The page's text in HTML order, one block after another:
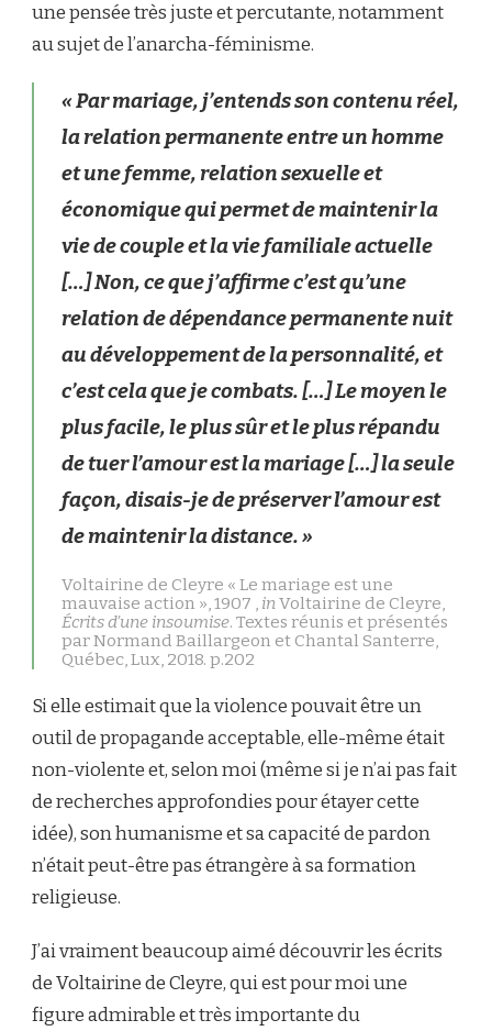
une pensée très juste et percutante, notamment
au sujet de l’anarcha-féminisme.
« Par mariage, j’entends son contenu réel,
la relation permanente entre un homme
et une femme, relation sexuelle et
économique qui permet de maintenir la
vie de couple et la vie familiale actuelle
[…] Non, ce que j’affirme c’est qu’une
relation de dépendance permanente nuit
au développement de la personnalité, et
c’est cela que je combats. […] Le moyen le
plus facile, le plus sûr et le plus répandu
de tuer l’amour est la mariage […] la seule
façon, disais-je de préserver l’amour est
de maintenir la distance. »
Voltairine de Cleyre « Le mariage est une
mauvaise action », 1907 , inVoltairine de Cleyre,
Écrits d’une insoumise. Textes réunis et présentés
par Normand Baillargeon et Chantal Santerre,
Québec, Lux, 2018. p.202
Si elle estimait que la violence pouvait être un
outil de propagande acceptable, elle-même était
non-violente et, selon moi (même si je n’ai pas fait
de recherches approfondies pour étayer cette
idée), son humanisme et sa capacité de pardon
n’était peut-être pas étrangère à sa formation
religieuse.
J’ai vraiment beaucoup aimé découvrir les écrits
de Voltairine de Cleyre, qui est pour moi une
figure admirable et très importante du